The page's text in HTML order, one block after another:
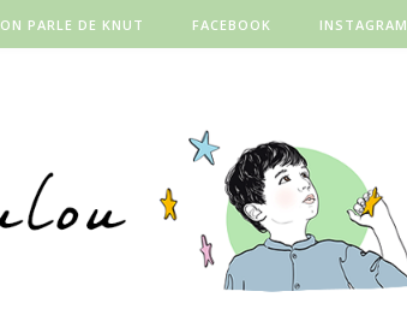
ON PARLE DE KNUT FACEBOOK INSTAGRAM